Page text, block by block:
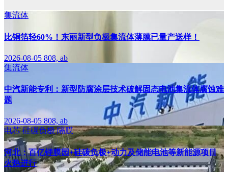
集流体
比铜箔轻60%！东丽新型负极集流体薄膜已量产送样！
2026-08-05 808, ab
集流体
中汽新能专利：新型防腐涂层技术破解固态电池集流体腐蚀难
题
2026-08-05 808, ab
电芯硅碳负极隔膜
河北：百亿锂膜园+硅碳负极+动力及储能电池等新能源项目
火热进行